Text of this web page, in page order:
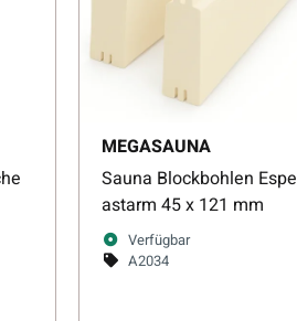
MEGASAUNA
Sauna Blockbohlen Espe
astarm 45 x 121 mm
Verfügbar
A2034